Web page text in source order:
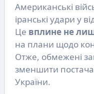
Американські
іранські удари у
Це вплине не
на плани щодо
Отже, обмежені
зменшити
України.